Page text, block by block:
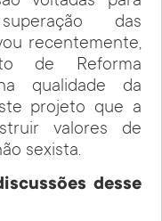
das
recentemente,
de Reforma
qualidade da
projeto que a
valores de
sexista.
desse